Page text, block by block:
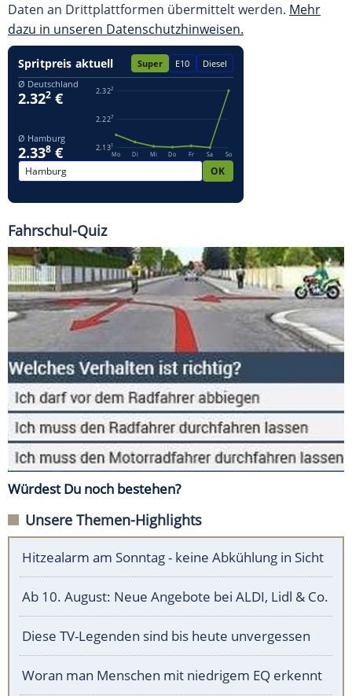
Daten an Drittplattformen übermittelt werden. Mehr
dazu in unseren Datenschutzhinweisen.
Fahrschul-Quiz
Würdest Du noch bestehen?
Unsere Themen-Highlights
Hitzealarm am Sonntag - keine Abkühlung in Sicht
Ab 10. August: Neue Angebote bei ALDI, Lidl & Co.
Diese TV-Legenden sind bis heute unvergessen
Woran man Menschen mit niedrigem EQ erkennt